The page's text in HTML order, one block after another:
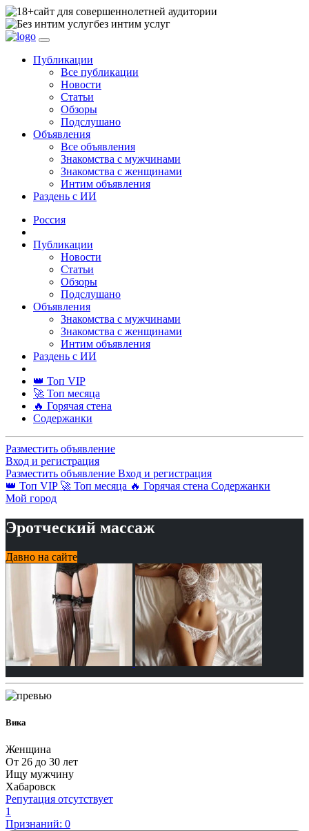
сайт для совершеннолетней аудитории
без интим услуг
Публикации
Все публикации
Новости
Статьи
Обзоры
Подслушано
Объявления
Все объявления
Знакомства с мужчинами
Знакомства с женщинами
Интим объявления
Раздень с ИИ
Россия
Публикации
Новости
Статьи
Обзоры
Подслушано
Объявления
Знакомства с мужчинами
Знакомства с женщинами
Интим объявления
Раздень с ИИ
👑 Топ VIP
🚀 Топ месяца
🔥 Горячая стена
Содержанки
Разместить объявление
Вход и регистрация
Разместить объявление Вход и регистрация
👑 Топ VIP 🚀 Топ месяца 🔥 Горячая стена Содержанки
Мой город
Эротческий массаж
Давно на сайте
Вика
Женщина
От 26 до 30 лет
Ищу мужчину
Хабаровск
Репутация отсутствует
1
Признаний: 0